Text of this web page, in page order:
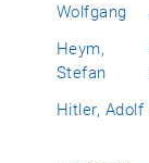
Wolfgang
Heym,
Stefan
Hitler, Adolf